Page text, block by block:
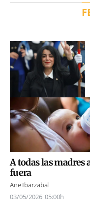
A todas las madres
fuera
Ane Ibarzabal
03/05/2026 05:00h